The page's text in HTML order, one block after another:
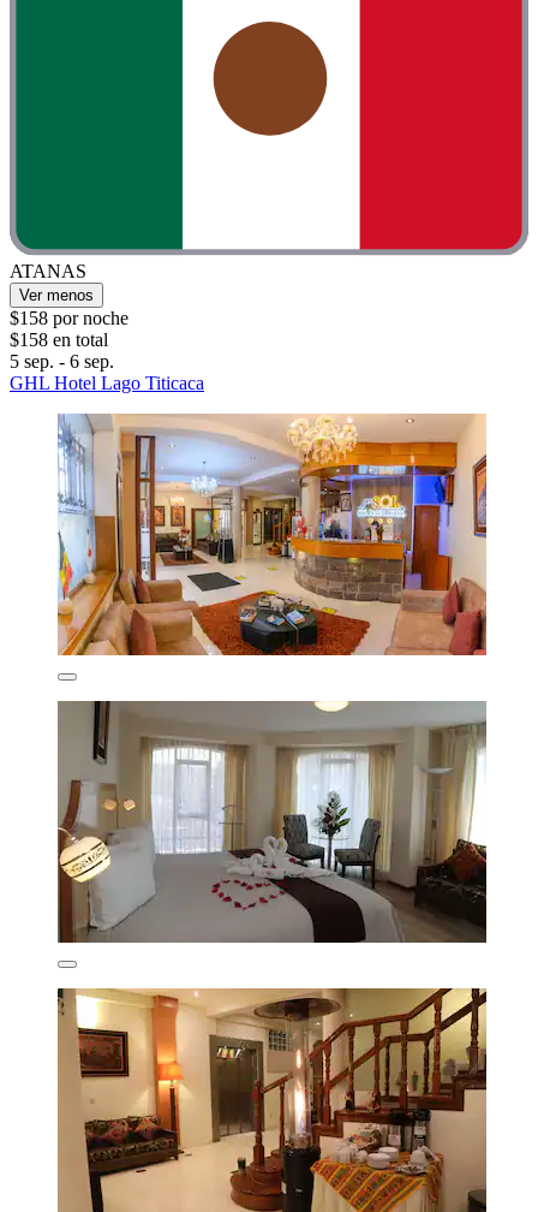
ATANAS
Ver menos
$158 por noche
$158 en total
5 sep. - 6 sep.
GHL Hotel Lago Titicaca